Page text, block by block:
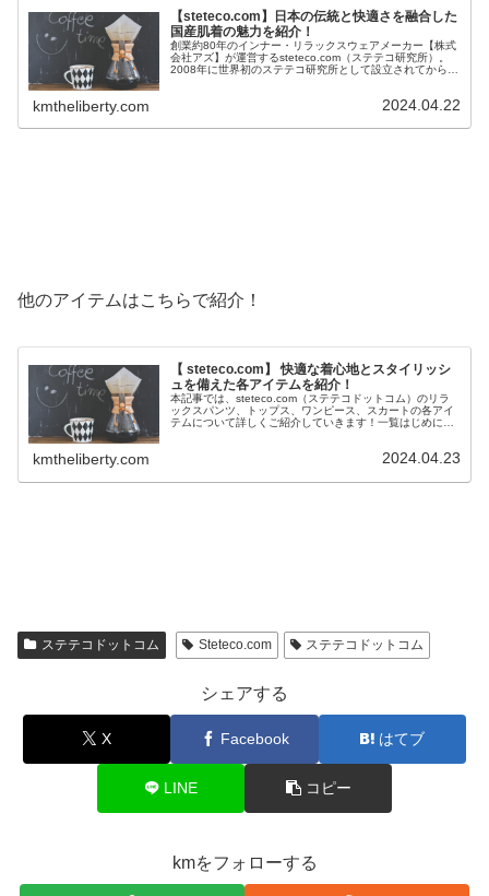
【steteco.com】日本の伝統と快適さを融合した
国産肌着の魅力を紹介！
創業約80年のインナー・リラックスウェアメーカー【株式
会社アズ】が運営するsteteco.com（ステテコ研究所）。
2008年に世界初のステテコ研究所として設立されてから
kmtheliberty.com 2024.04.22
他のアイテムはこちらで紹介！
【 steteco.com】 快適な着心地とスタイリッシ
ュを備えた各アイテムを紹介！
本記事では、steteco.com（ステテコドットコム）のリラ
ックスパンツ、トップス、ワンピース、スカートの各アイ
テムについて詳しくご紹介していきます！一覧はじめに創
kmtheliberty.com 2024.04.23
ステテコドットコム Steteco.com ステテコドットコム
シェアする
X Facebook はてブ
LINE コピー
kmをフォローする